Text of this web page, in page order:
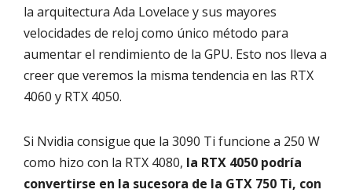
la arquitectura Ada Lovelace y sus mayores
velocidades de reloj como único método para
aumentar el rendimiento de la GPU. Esto nos lleva a
creer que veremos la misma tendencia en las RTX
4060 y RTX 4050.
Si Nvidia consigue que la 3090 Ti funcione a 250 W
como hizo con la RTX 4080, la RTX 4050 podría
convertirse en la sucesora de la GTX 750 Ti, con